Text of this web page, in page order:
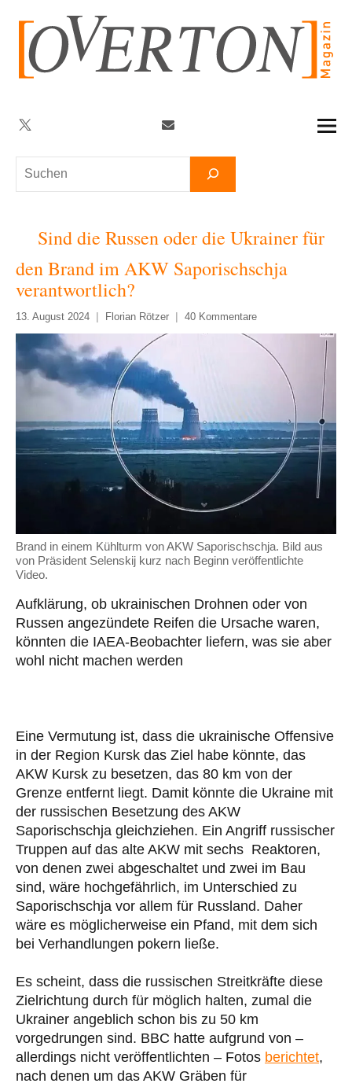
springen
Suchen
Twitter
Sind die Russen oder die Ukrainer für
den Brand im AKW Saporischschja
verantwortlich?
13. August 2024 Florian Rötzer 40 Kommentare
Brand in einem Kühlturm von AKW Saporischschja. Bild aus
von Präsident Selenskij kurz nach Beginn veröffentlichte
Video.
Aufklärung, ob ukrainischen Drohnen oder von
Russen angezündete Reifen die Ursache waren,
könnten die IAEA-Beobachter liefern, was sie aber
wohl nicht machen werden
Eine Vermutung ist, dass die ukrainische Offensive
in der Region Kursk das Ziel habe könnte, das
AKW Kursk zu besetzen, das 80 km von der
Grenze entfernt liegt. Damit könnte die Ukraine mit
der russischen Besetzung des AKW
Saporischschja gleichziehen. Ein Angriff russischer
Truppen auf das alte AKW mit sechs Reaktoren,
von denen zwei abgeschaltet und zwei im Bau
sind, wäre hochgefährlich, im Unterschied zu
Saporischschja vor allem für Russland. Daher
wäre es möglicherweise ein Pfand, mit dem sich
bei Verhandlungen pokern ließe.
Es scheint, dass die russischen Streitkräfte diese
Zielrichtung durch für möglich halten, zumal die
Ukrainer angeblich schon bis zu 50 km
vorgedrungen sind. BBC hatte aufgrund von –
allerdings nicht veröffentlichten – Fotos berichtet,
nach denen um das AKW Gräben für